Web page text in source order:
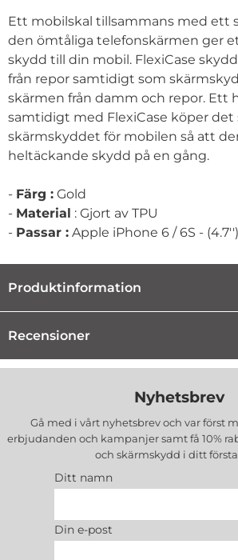
Ett mobilskal tillsammans med ett
den ömtåliga telefonskärmen ger
skydd till din mobil. FlexiCase
från repor samtidigt som
skärmen från damm och repor. Ett
samtidigt med FlexiCase köper det
skärmskyddet för mobilen så att
heltäckande skydd på en gång.
- Färg : Gold
- Material : Gjort av TPU
- Passar : Apple iPhone 6 / 6S - (4.7'')
Produktinformation
Recensioner
Nyhetsbrev
Gå med i vårt nyhetsbrev och var först
erbjudanden och kampanjer samt få 10%
och skärmskydd i ditt
Ditt namn
Din e-post